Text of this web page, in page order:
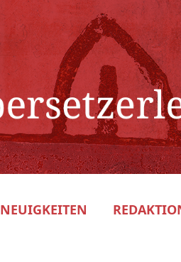
NEUIGKEITEN